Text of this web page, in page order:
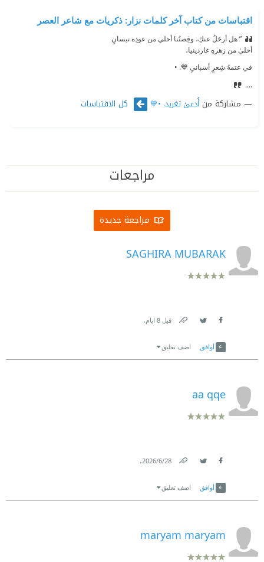
اقتباسات من كتاب آخر كلمات نزار: ذكريات مع شاعر العصر
” هل أرحَلُ عنكِ، وقِصتُنا أحلي من عودِه نيسانِ
أحليٰ من زهرهِ غاردينيا،
في عتمهُ شِعرٍ أسبانيِ 💙. •
....
مشاركة منأُدعىٰ تغريد. •💙 كل الاقتباسات
مراجعات
مراجعة جديدة
SAGHIRA MUBARAK
قبل 8 ايام .
أوافق اضف تعليق
aa qqe
28‏/6‏/2026
.
أوافق اضف تعليق
maryam maryam